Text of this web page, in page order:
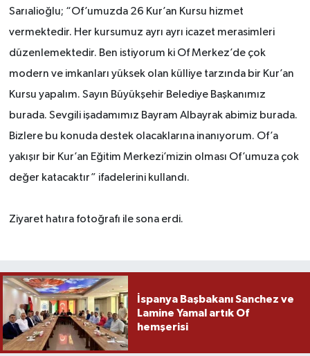
Sarıalioğlu; “Of’umuzda 26 Kur’an Kursu hizmet
vermektedir. Her kursumuz ayrı ayrı icazet merasimleri
düzenlemektedir. Ben istiyorum ki Of Merkez’de çok
modern ve imkanları yüksek olan külliye tarzında bir Kur’an
Kursu yapalım. Sayın Büyükşehir Belediye Başkanımız
burada. Sevgili işadamımız Bayram Albayrak abimiz burada.
Bizlere bu konuda destek olacaklarına inanıyorum. Of’a
yakışır bir Kur’an Eğitim Merkezi’mizin olması Of’umuza çok
değer katacaktır” ifadelerini kullandı.
Ziyaret hatıra fotoğrafı ile sona erdi.
İspanya Başbakanı Sanchez ve
Lamine Yamal artık Of
hemşerisi